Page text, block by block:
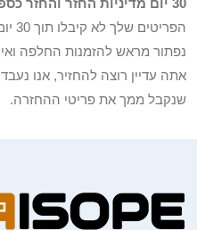
30 יום מדיניות החזר והחזר כספי
נפתור מראש להזמנות החלפה
אתה עדיין רוצה להחזיר, אנו
שנקבל ממך את פריטי ההחזרה.